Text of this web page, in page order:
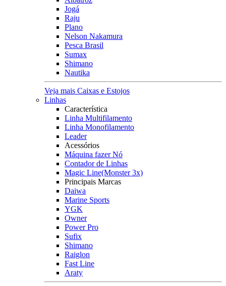
Jogá
Raju
Plano
Nelson Nakamura
Pesca Brasil
Sumax
Shimano
Nautika
Veja mais Caixas e Estojos
Linhas
Característica
Linha Multifilamento
Linha Monofilamento
Leader
Acessórios
Máquina fazer Nó
Contador de Linhas
Magic Line(Monster 3x)
Principais Marcas
Daiwa
Marine Sports
YGK
Owner
Power Pro
Sufix
Shimano
Raiglon
Fast Line
Araty